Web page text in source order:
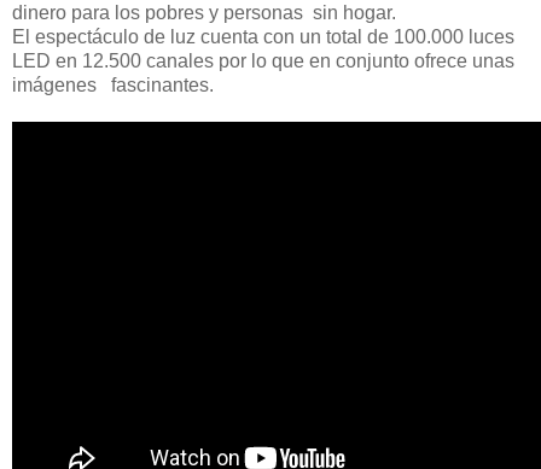
dinero para los pobres y personas sin hogar.
El espectáculo de luz cuenta con un total de 100.000 luces
LED en 12.500 canales por lo que en conjunto ofrece unas
imágenes fascinantes.